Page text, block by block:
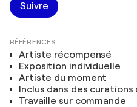
Suivre
RÉFÉRENCES
Artiste récompensé
Exposition individuelle
Artiste du moment
Inclus dans des
Travaille sur commande